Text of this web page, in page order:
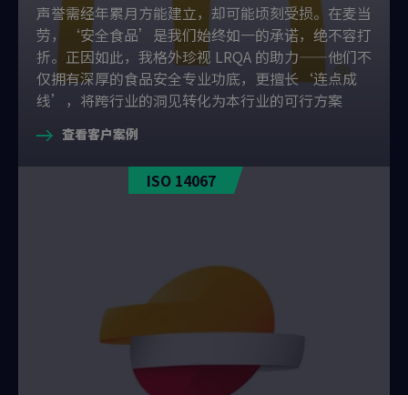
声誉需经年累月方能建立，却可能顷刻受损。在麦当
劳，‘安全食品’是我们始终如一的承诺，绝不容打
折。正因如此，我格外珍视 LRQA 的助力——他们不
仅拥有深厚的食品安全专业功底，更擅长‘连点成
线’，将跨行业的洞见转化为本行业的可行方案
查看客户案例
ISO 14067